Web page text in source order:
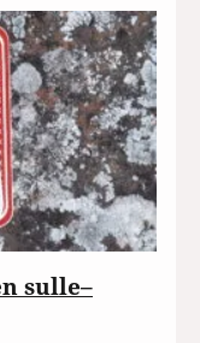
sulle–